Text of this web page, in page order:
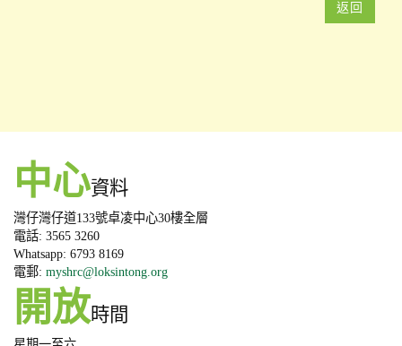
返回
中心資料
灣仔灣仔道133號卓凌中心30樓全層
電話: 3565 3260
Whatsapp: 6793 8169
電郵: myshrc@loksintong.org
開放時間